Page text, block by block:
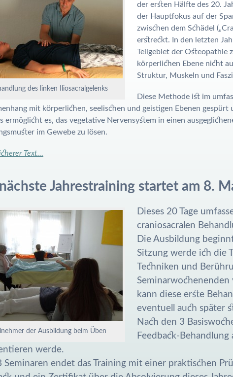
des linken Iliosacralgelenks
der ersten Hälfte des 20.
der Hauptfokus auf der
zwischen dem Schädel
erstreckt. In den letzten
Teilgebiet der Osteopathie
körperlichen Ebene nicht
Struktur, Muskeln und
Diese Methode ist im
mit körperlichen, seelischen und geistigen Ebenen
ermöglicht es, das vegetative Nervensystem in einen
im Gewebe zu lösen.
Text…
nächste Jahrestraining startet am 8.
der Ausbildung beim Üben
Dieses 20 Tage
craniosacralen
Die Ausbildung
Sitzung werde ich die
Techniken und
kann diese erste
eventuell auch später
Nach den 3
Feedback-
werde.
Seminaren endet das Training mit einer praktischen